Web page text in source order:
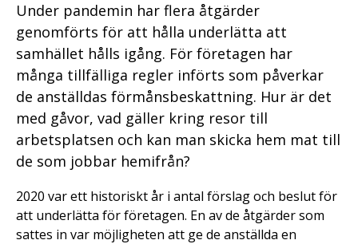
Under pandemin har flera åtgärder
genomförts för att hålla underlätta att
samhället hålls igång. För företagen har
många tillfälliga regler införts som påverkar
de anställdas förmånsbeskattning. Hur är det
med gåvor, vad gäller kring resor till
arbetsplatsen och kan man skicka hem mat till
de som jobbar hemifrån?
2020 var ett historiskt år i antal förslag och beslut för
att underlätta för företagen. En av de åtgärder som
sattes in var möjligheten att ge de anställda en